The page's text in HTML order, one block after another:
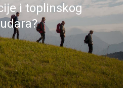
i toplinskog
udara?